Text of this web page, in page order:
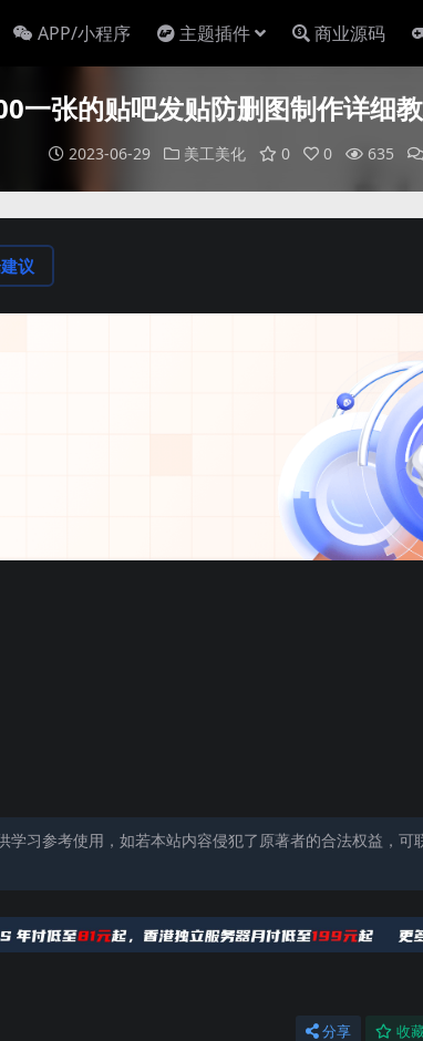
APP/小程序 主题插件 商业源码
一张的贴吧发贴防删图制作详细教
2023-06-29 美工美化 0 0 635
议
习参考使用，如若本站内容侵犯了原著者的合法权益，可
分享 收